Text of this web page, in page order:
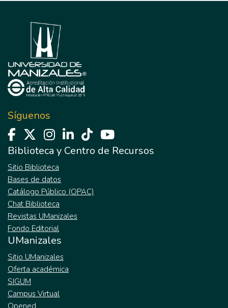
Síguenos
Biblioteca y Centro de Recursos
Sitio Biblioteca
Bases de datos
Catálogo Público (OPAC)
Chat Biblioteca
Revistas UManizales
Fondo Editorial
UManizales
Sitio UManizales
Oferta académica
SIGUM
Campus Virtual